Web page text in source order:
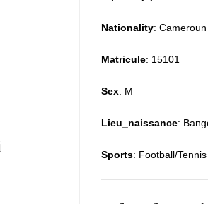
Nationality: Cameroun
Matricule: 15101
Sex: M
Lieu_naissance:
Sports: Football/Tennis